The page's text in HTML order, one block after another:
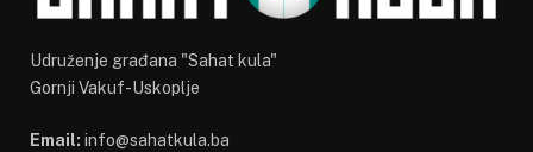
Udruženje građana "Sahat kula"
Gornji Vakuf-Uskoplje
Email: info@sahatkula.ba